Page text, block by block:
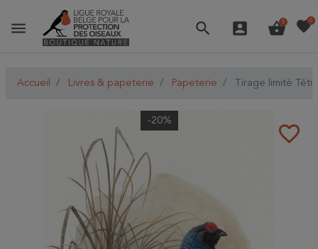
menu search account_box shopping_basket
0 favorite0
Accueil Livres & papeterie Papeterie Tirage limité
favorite_border
-20%